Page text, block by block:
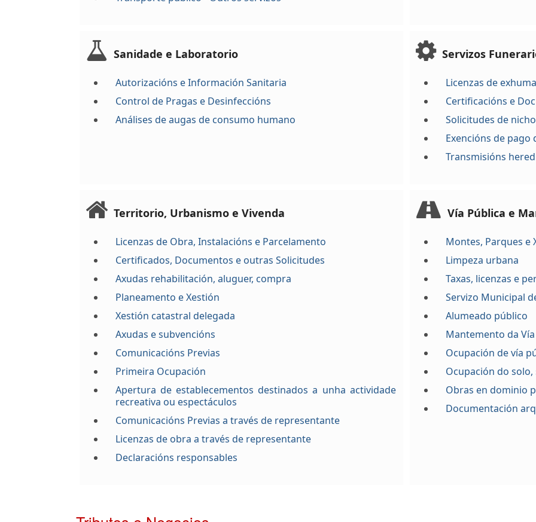
Sanidade e Laboratorio
Autorizacións e Información Sanitaria
Control de Pragas e Desinfeccións
Análises de augas de consumo humano
Servizos
Licenzas de
Certificacións e
Solicitudes de
Exencións de pago
Transmisións
Territorio, Urbanismo e Vivenda
Licenzas de Obra, Instalacións e Parcelamento
Certificados, Documentos e outras Solicitudes
Axudas rehabilitación, aluguer, compra
Planeamento e Xestión
Xestión catastral delegada
Axudas e subvencións
Comunicacións Previas
Primeira Ocupación
Apertura de establecementos destinados a unha actividade
recreativa ou espectáculos
Comunicacións Previas a través de representante
Licenzas de obra a través de representante
Declaracións responsables
Vía Pública e
Montes, Parques e
Limpeza urbana
Taxas, licenzas e
Servizo Municipal
Alumeado público
Mantemento da
Ocupación de vía
Ocupación do
Obras en dominio
Documentación